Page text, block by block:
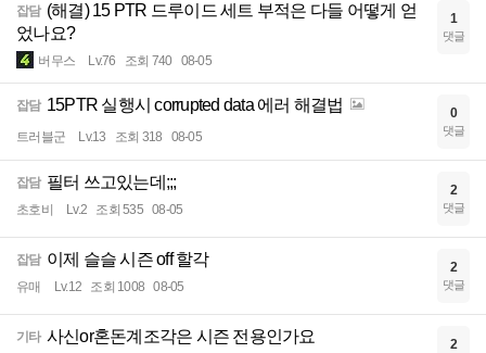
잡담 (해결) 15 PTR 드루이드 세트 부적은 다들 어떻게 얻
었나요?
버무스 Lv.76 조회 740 08-05
1
댓글
잡담 15PTR 실행시 corrupted data 에러 해결법
트러블군 Lv.13 조회 318 08-05
0
댓글
잡담 필터 쓰고있는데;;;
초호비 Lv.2 조회 535 08-05
2
댓글
잡담 이제 슬슬 시즌 off 할각
유매 Lv.12 조회 1008 08-05
2
댓글
기타 사신or혼돈계조각은 시즌 전용인가요 2